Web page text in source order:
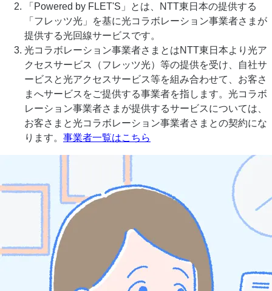
「Powered by FLET'S」とは、NTT東日本の提供する
「フレッツ光」を基に光コラボレーション事業者さまが
提供する光回線サービスです。
光コラボレーション事業者さまとはNTT東日本より光ア
クセスサービス（フレッツ光）等の提供を受け、自社サ
ービスと光アクセスサービス等を組み合わせて、お客さ
まへサービスをご提供する事業者を指します。光コラボ
レーション事業者さまが提供するサービスについては、
お客さまと光コラボレーション事業者さまとの契約にな
ります。 事業者一覧はこちら